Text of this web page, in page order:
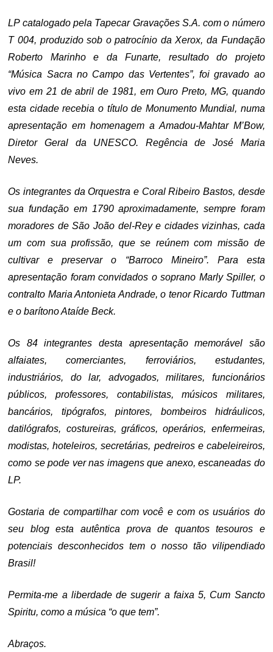
LP catalogado pela Tapecar Gravações S.A. com o número
T 004, produzido sob o patrocínio da Xerox, da Fundação
Roberto Marinho e da Funarte, resultado do projeto
“Música Sacra no Campo das Vertentes”, foi gravado ao
vivo em 21 de abril de 1981, em Ouro Preto, MG, quando
esta cidade recebia o título de Monumento Mundial, numa
apresentação em homenagem a Amadou-Mahtar M’Bow,
Diretor Geral da UNESCO. Regência de José Maria
Neves.
Os integrantes da Orquestra e Coral Ribeiro Bastos, desde
sua fundação em 1790 aproximadamente, sempre foram
moradores de São João del-Rey e cidades vizinhas, cada
um com sua profissão, que se reúnem com missão de
cultivar e preservar o “Barroco Mineiro”. Para esta
apresentação foram convidados o soprano Marly Spiller, o
contralto Maria Antonieta Andrade, o tenor Ricardo Tuttman
e o barítono Ataíde Beck.
Os 84 integrantes desta apresentação memorável são
alfaiates, comerciantes, ferroviários, estudantes,
industriários, do lar, advogados, militares, funcionários
públicos, professores, contabilistas, músicos militares,
bancários, tipógrafos, pintores, bombeiros hidráulicos,
datilógrafos, costureiras, gráficos, operários, enfermeiras,
modistas, hoteleiros, secretárias, pedreiros e cabeleireiros,
como se pode ver nas imagens que anexo, escaneadas do
LP.
Gostaria de compartilhar com você e com os usuários do
seu blog esta autêntica prova de quantos tesouros e
potenciais desconhecidos tem o nosso tão vilipendiado
Brasil!
Permita-me a liberdade de sugerir a faixa 5, Cum Sancto
Spiritu, como a música “o que tem”.
Abraços.